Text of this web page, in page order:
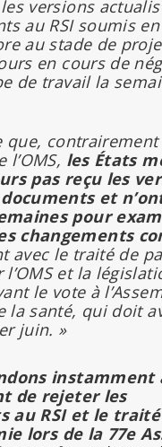
versions
au RSI soumis
au stade de
en cours de
de travail la
que, contrairement
l’OMS, les États
pas reçu les
et
pour
changements
avec le traité de
et la
le vote à
la santé, qui doit
juin. »
instamment
de rejeter les
au RSI et le traité
lors de la 77e